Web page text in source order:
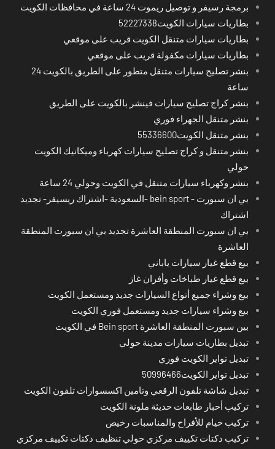
برمجة رسيفر و توصيل ريموت 24 ساعة في محافظات الكويت
بطاريات سيارات الكويت52227338
بطاريات سيارات متنقل الكويت قريب على موقعي
بطاريات سيارات مكفولة قريب على موقعي
بنشر تصليح سيارات متنقل متطور على الطريق بالكويت 24
ساعة
بنشر كراج تصليح سيارات فينشر بالكويت على الطريق
بنشر متنقل الجهراء فوري
بنشر متنقل الكويت55336600
بنشر متنقل و كراج تصليح سيارات كهرباء وميكانيك الكويت
حولي
بنشر وكهرباء سيارات متنقل في الكويت وحولي 24 ساعة
بي ان سبورت - bein sport -السعودية -اشتراك ريسيفر- تجديد
اشتراك
بي ان سبورت المنطقة العاشرة تجديد بي ان سبورت المنطقة
العاشرة
بيع قطع غيار سيارات ياباني
بيع قطع غيار طباخات وأفران غاز
بيع وشراء جميع أنواع السيارات جديد ومستعمل الكويت
بيع وشراء سيارات جديد ومستعمل فوري الكويت
بين سبورت المنطقة العاشرة Bein sport في الكويت
تبديل بطاريات سيارات مدينة حولي
تبديل تواير الكويت فوري
تبديل تواير الكويت50996466
تبديل شاشة تلفون الرقعي وتامين اكسسوارات تلفون الكويت
تركيب أحبار طابعات حديثة ملونة الكويت
تركيب خيام للأفراح والمناسبات رخيص
تركيب دكتات تكييف مركزي حولي تنظيف دكتات تكييف مركزي